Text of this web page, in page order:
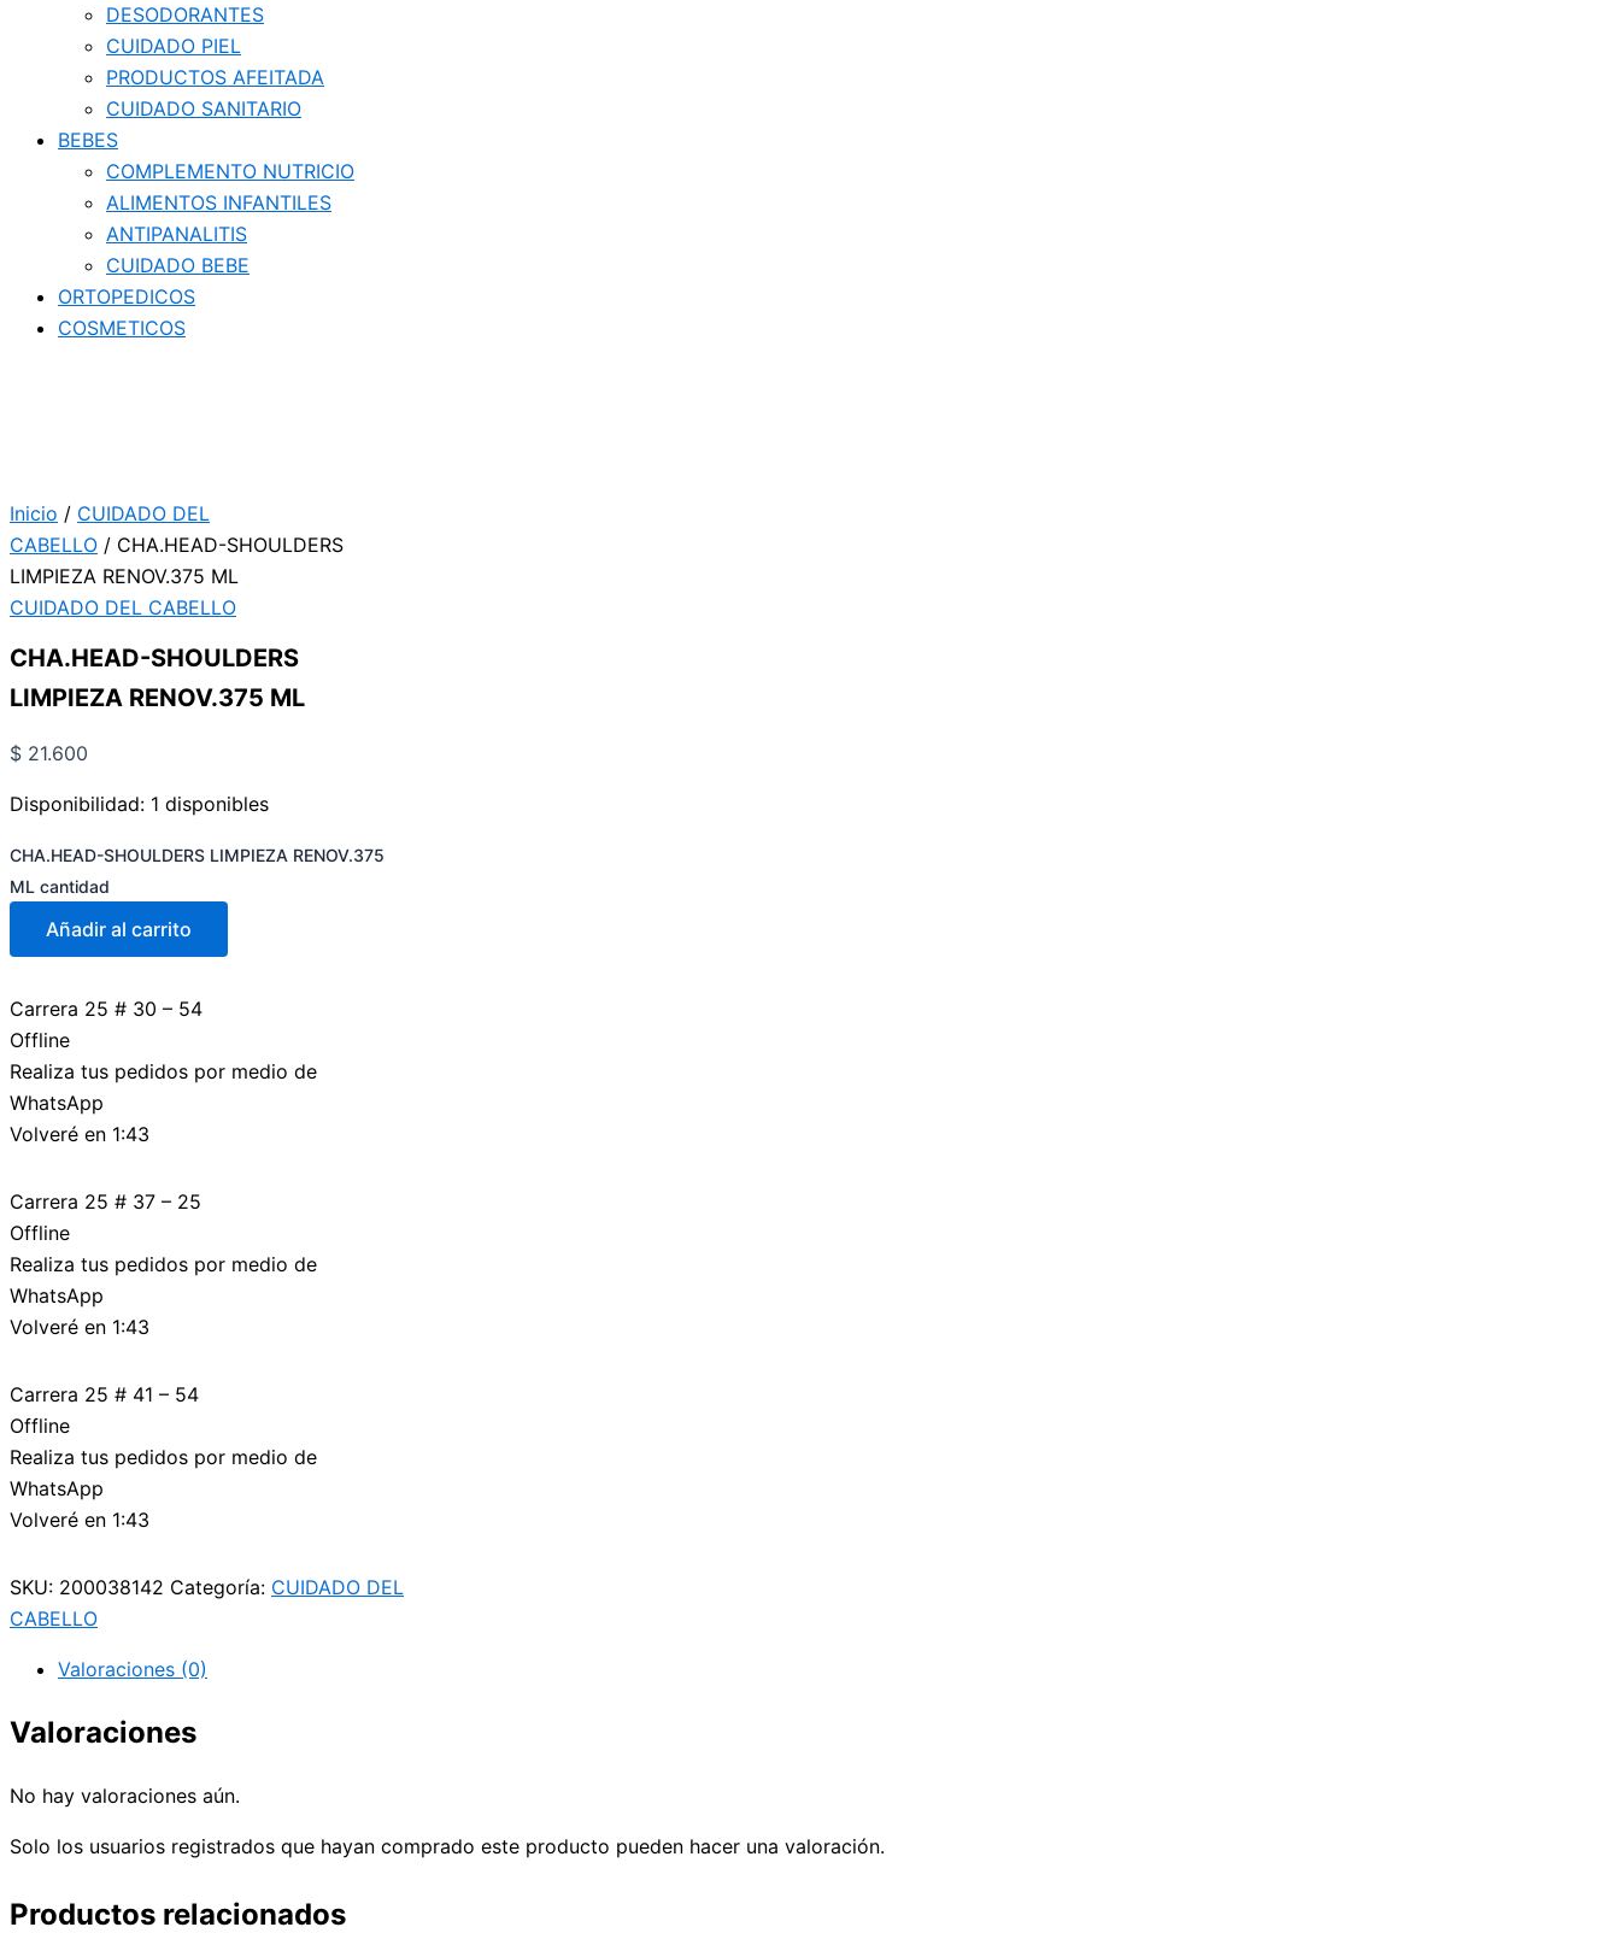
DESODORANTES
CUIDADO PIEL
PRODUCTOS AFEITADA
CUIDADO SANITARIO
BEBES
COMPLEMENTO NUTRICIO
ALIMENTOS INFANTILES
ANTIPANALITIS
CUIDADO BEBE
ORTOPEDICOS
COSMETICOS
Inicio / CUIDADO DEL
CABELLO / CHA.HEAD-SHOULDERS
LIMPIEZA RENOV.375 ML
CUIDADO DEL CABELLO
CHA.HEAD-SHOULDERS
LIMPIEZA RENOV.375 ML
$ 21.600
Disponibilidad: 1 disponibles
CHA.HEAD-SHOULDERS LIMPIEZA RENOV.375
ML cantidad
Añadir al carrito
Carrera 25 # 30 – 54
Offline
Realiza tus pedidos por medio de
WhatsApp
Volveré en 1:43
Carrera 25 # 37 – 25
Offline
Realiza tus pedidos por medio de
WhatsApp
Volveré en 1:43
Carrera 25 # 41 – 54
Offline
Realiza tus pedidos por medio de
WhatsApp
Volveré en 1:43
SKU: 200038142 Categoría: CUIDADO DEL
CABELLO
Valoraciones (0)
Valoraciones
No hay valoraciones aún.
Solo los usuarios registrados que hayan comprado este producto pueden hacer una valoración.
Productos relacionados